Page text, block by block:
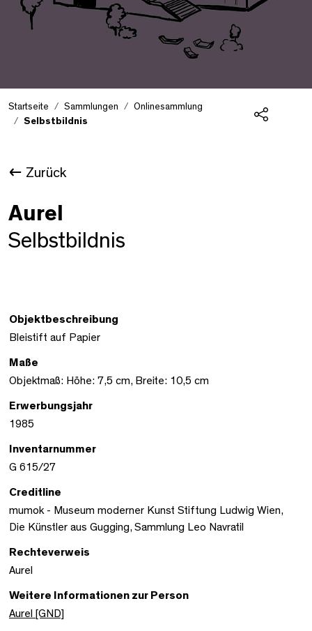
Startseite Sammlungen
Onlinesammlung
Selbstbildnis
Zurück
Aurel
Selbstbildnis
Objektbeschreibung
Bleistift auf Papier
Maße
Objektmaß: Höhe: 7,5 cm, Breite: 10,5 cm
Erwerbungsjahr
1985
Inventarnummer
G 615/27
Creditline
mumok - Museum moderner Kunst Stiftung Ludwig Wien,
Die Künstler aus Gugging, Sammlung Leo Navratil
Rechteverweis
Aurel
Weitere Informationen zur Person
Aurel [GND]